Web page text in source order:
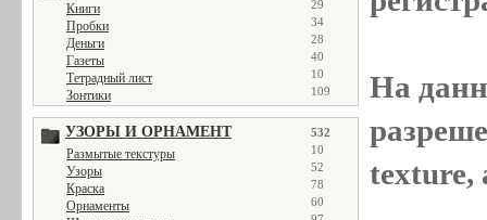
Книги 29
Пробки 34
Деньги 28
Газеты 40
Тетрадный лист 10
Зонтики 109
УЗОРЫ И ОРНАМЕНТ 532
Размытые текстуры 10
Узоры 52
Краска 78
Орнаменты 60
На
texture,